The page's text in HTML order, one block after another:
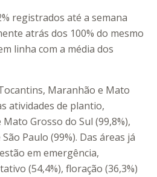
registrados até a semana
atrás dos 100% do mesmo
linha com a média dos
Maranhão e Mato
atividades de plantio,
Grosso do Sul (99,8%),
Paulo (99%). Das áreas já
em emergência,
(54,4%), floração (36,3%)